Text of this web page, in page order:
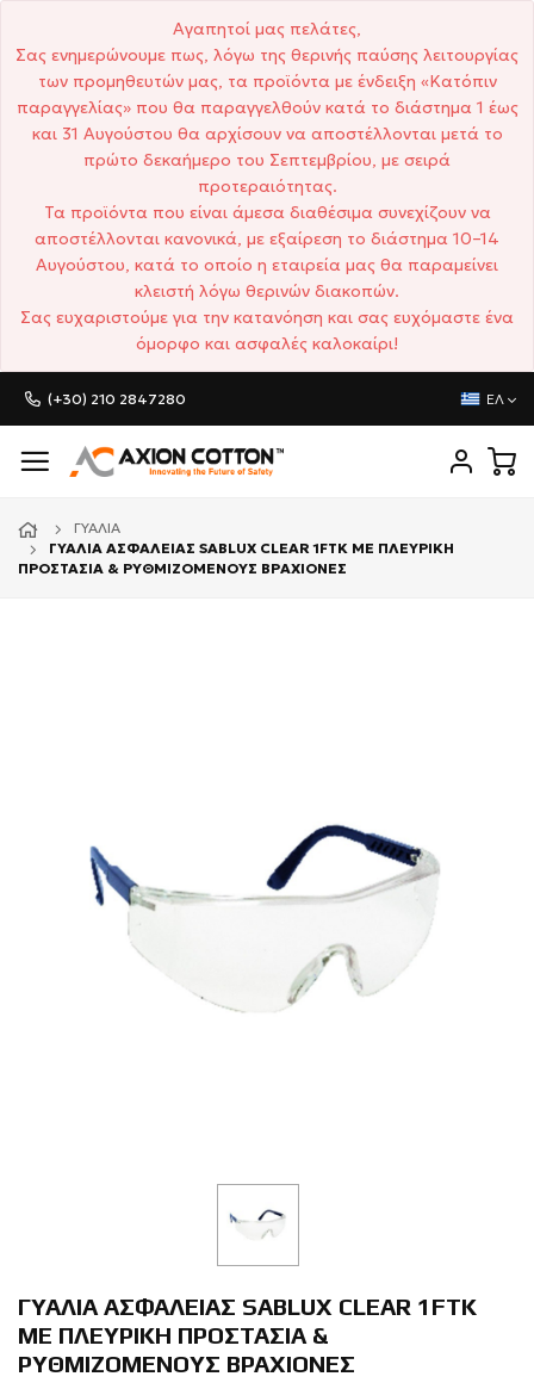
Αγαπητοί μας πελάτες,
Σας ενημερώνουμε πως, λόγω της θερινής παύσης λειτουργίας
των προμηθευτών μας, τα προϊόντα με ένδειξη «Κατόπιν
παραγγελίας» που θα παραγγελθούν κατά το διάστημα 1 έως
και 31 Αυγούστου θα αρχίσουν να αποστέλλονται μετά το
πρώτο δεκαήμερο του Σεπτεμβρίου, με σειρά
προτεραιότητας.
Τα προϊόντα που είναι άμεσα διαθέσιμα συνεχίζουν να
αποστέλλονται κανονικά, με εξαίρεση το διάστημα 10–14
Αυγούστου, κατά το οποίο η εταιρεία μας θα παραμείνει
κλειστή λόγω θερινών διακοπών.
Σας ευχαριστούμε για την κατανόηση και σας ευχόμαστε ένα
όμορφο και ασφαλές καλοκαίρι!
(+30) 210 2847280 ΕΛ
ΓΥΑΛΙΆ
ΓΥΑΛΙΑ ΑΣΦΑΛΕΙΑΣ SABLUX CLEAR 1FTK ΜΕ ΠΛΕΥΡΙΚΗ
ΠΡΟΣΤΑΣΙΑ & ΡΥΘΜΙΖΟΜΕΝΟΥΣ ΒΡΑΧΙΟΝΕΣ
ΓΥΑΛΙΑ ΑΣΦΑΛΕΙΑΣ SABLUX CLEAR 1FTK
ΜΕ ΠΛΕΥΡΙΚΗ ΠΡΟΣΤΑΣΙΑ &
ΡΥΘΜΙΖΟΜΕΝΟΥΣ ΒΡΑΧΙΟΝΕΣ